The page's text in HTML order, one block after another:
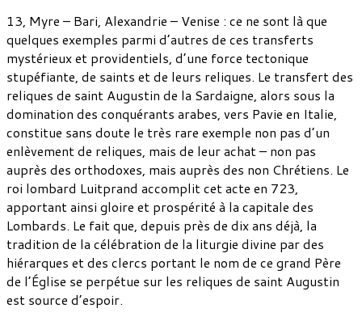
13, Myre – Bari, Alexandrie – Venise : ce ne sont là que
quelques exemples parmi d’autres de ces transferts
mystérieux et providentiels, d’une force tectonique
stupéfiante, de saints et de leurs reliques. Le transfert des
reliques de saint Augustin de la Sardaigne, alors sous la
domination des conquérants arabes, vers Pavie en Italie,
constitue sans doute le très rare exemple non pas d’un
enlèvement de reliques, mais de leur achat – non pas
auprès des orthodoxes, mais auprès des non Chrétiens. Le
roi lombard Luitprand accomplit cet acte en 723,
apportant ainsi gloire et prospérité à la capitale des
Lombards. Le fait que, depuis près de dix ans déjà, la
tradition de la célébration de la liturgie divine par des
hiérarques et des clercs portant le nom de ce grand Père
de l’Église se perpétue sur les reliques de saint Augustin
est source d’espoir.